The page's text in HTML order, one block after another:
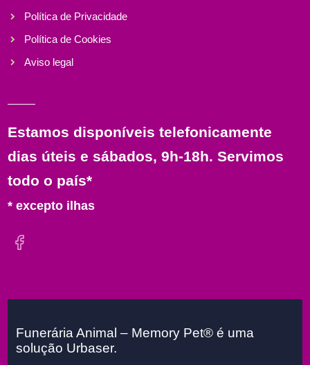
Política de Privacidade
Política de Cookies
Aviso legal
Estamos disponíveis telefonicamente
dias úteis e sábados, 9h-18h. Servimos
todo o país*
* excepto ilhas
Funerária Animal – Memory Pet® é uma
solução Urbaser.